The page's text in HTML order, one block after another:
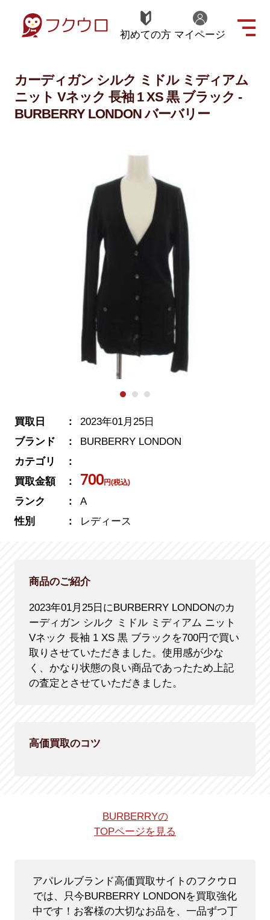
初めての方 マイページ
カーディガン シルク ミドル ミディアム
ニット Vネック 長袖 1 XS 黒 ブラック -
BURBERRY LONDON バーバリー
買取日
2023年01月25日
ブランド
BURBERRY LONDON
カテゴリ
買取金額
700円(税込)
ランク
A
性別
レディース
商品のご紹介
2023年01月25日にBURBERRY LONDONのカ
ーディガン シルク ミドル ミディアム ニット
Vネック 長袖 1 XS 黒 ブラックを700円で買い
取りさせていただきました。使用感が少な
く、かなり状態の良い商品であったため上記
の査定とさせていただきました。
高価買取のコツ
BURBERRYの
TOPページを見る
アパレルブランド高価買取サイトのフクウロ
では、只今BURBERRY LONDONを買取強化
中です！ お客様の大切なお品を、一品ずつ丁